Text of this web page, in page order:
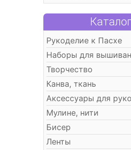
Каталог
Рукоделие к Пасхе
Наборы для
Творчество
Канва, ткань
Аксессуары для
Мулине, нити
Бисер
Ленты